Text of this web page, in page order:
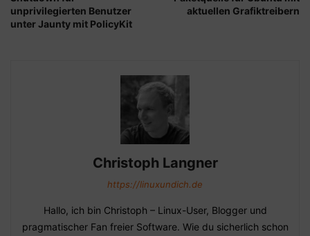
unprivilegierten Benutzer
unter Jaunty mit PolicyKit
aktuellen Grafiktreibern
Christoph Langner
https://linuxundich.de
Hallo, ich bin Christoph – Linux-User, Blogger und
pragmatischer Fan freier Software. Wie du sicherlich schon